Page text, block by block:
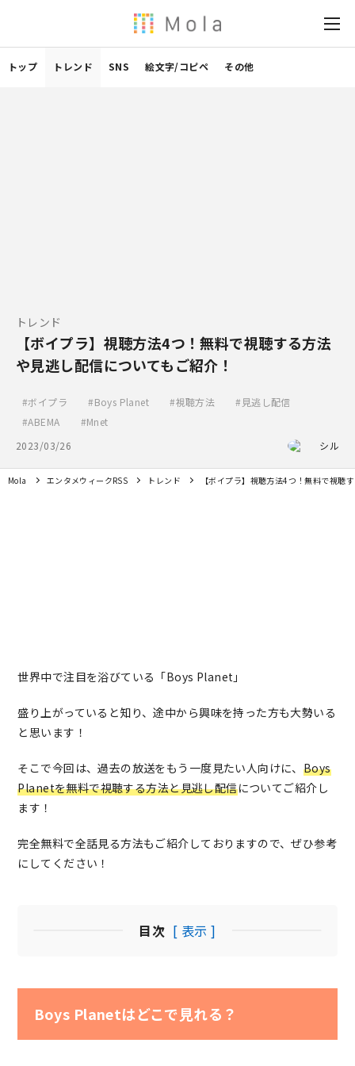
トップ トレンド SNS 絵文字/コピペ その他
トレンド
【ボイプラ】視聴方法4つ！無料で視聴する方法
や見逃し配信についてもご紹介！
ボイプラ Boys Planet 視聴方法
見逃し配信
ABEMA
Mnet
2023/03/26
シル
Mola エンタメウィークRSS トレンド 【ボイプラ】視聴方法4つ！無料で視聴
世界中で注目を浴びている「Boys Planet」
盛り上がっていると知り、途中から興味を持った方も大勢いる
と思います！
そこで今回は、過去の放送をもう一度見たい人向けに、 Boys
Planetを無料で視聴する方法と見逃し配信についてご紹介し
ます！
完全無料で全話見る方法もご紹介しておりますので、ぜひ参考
にしてください！
目次 [ 表示 ]
Boys Planetはどこで見れる？